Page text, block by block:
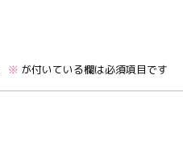
※ が付いている欄は必須項目です